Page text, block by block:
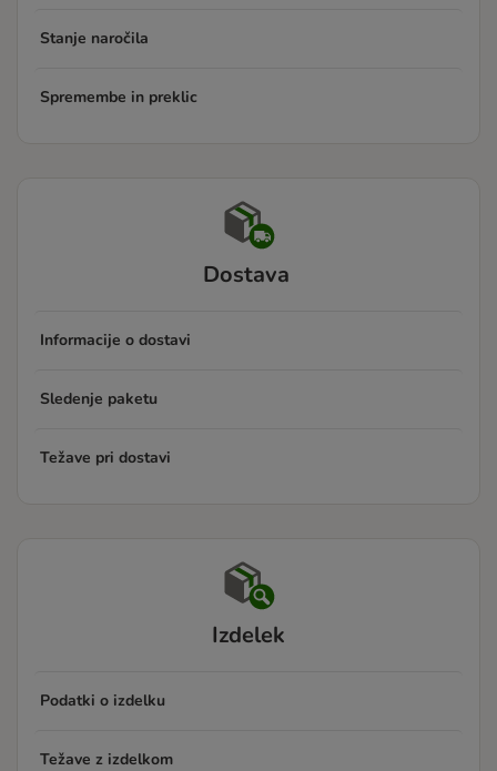
Stanje naročila
Spremembe in preklic
Dostava
Informacije o dostavi
Sledenje paketu
Težave pri dostavi
Izdelek
Podatki o izdelku
Težave z izdelkom